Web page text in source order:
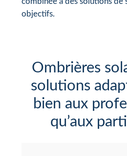
objectifs.
Ombrières
solutions
bien aux
qu’aux